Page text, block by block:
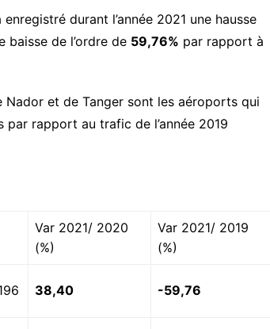
durant l’année 2021 une hausse
baisse de l’ordre de 59,76% par rapport à
Nador et de Tanger sont les aéroports qui
rapport au trafic de l’année 2019
Var 2021/ 2020
(%)
Var 2021/ 2019
(%)
38,40 -59,76